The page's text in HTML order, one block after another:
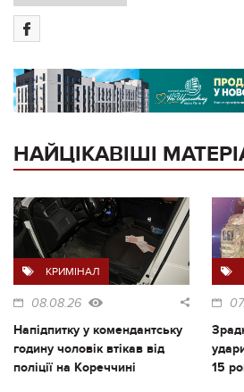
НАЙЦІКАВІШІ
КРИМІНАЛ
08.08.26
Напідпитку у комендантську
годину чоловік втікав від
поліції на Кореччині
15